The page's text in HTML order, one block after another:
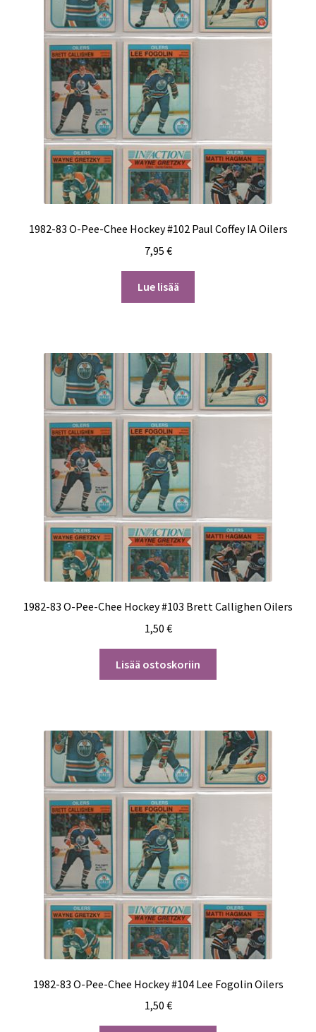
1982-83 O-Pee-Chee Hockey #102 Paul Coffey IA Oilers
7,95 €
Lue lisää
1982-83 O-Pee-Chee Hockey #103 Brett Callighen Oilers
1,50 €
Lisää ostoskoriin
1982-83 O-Pee-Chee Hockey #104 Lee Fogolin Oilers
1,50 €